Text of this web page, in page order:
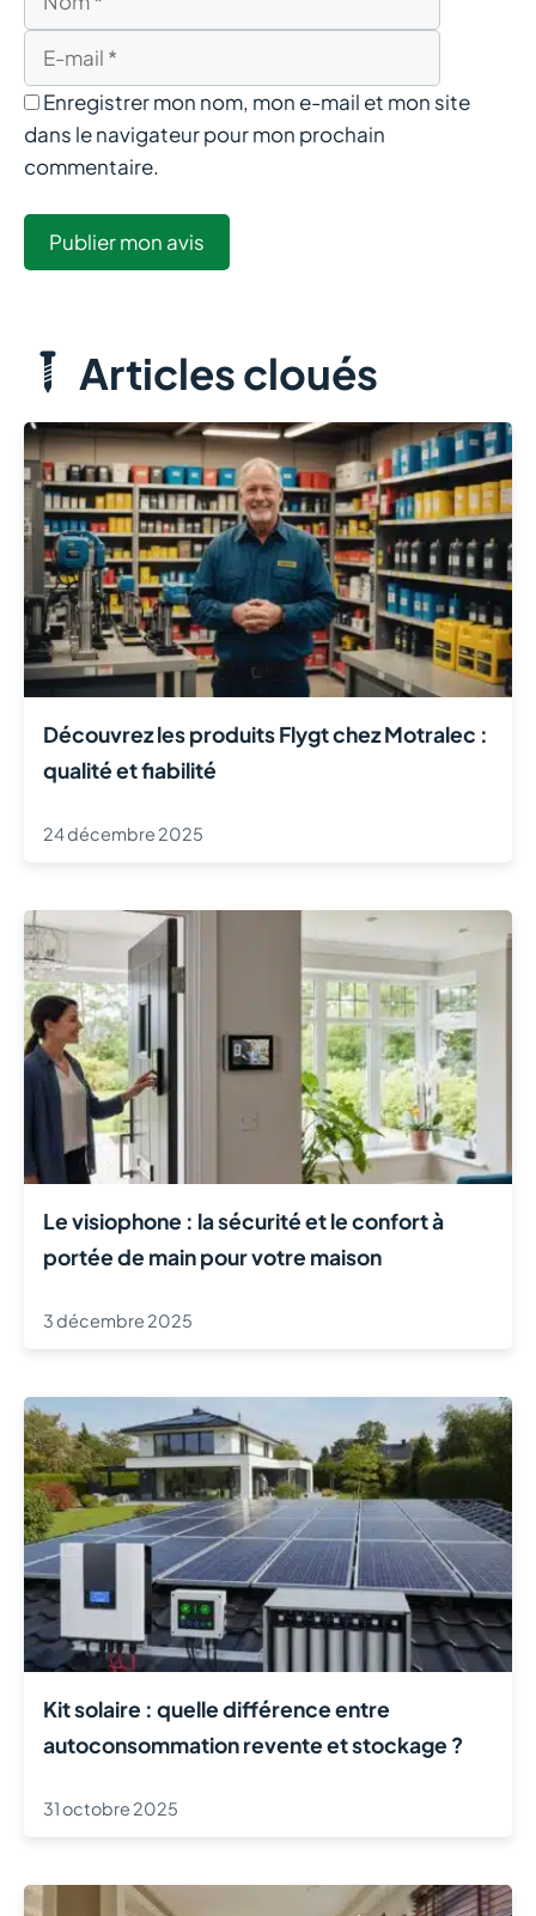
mail
Enregistrer mon nom, mon e-mail et mon site
dans le navigateur pour mon prochain
commentaire.
Articles cloués
Découvrez les produits Flygt chez Motralec :
qualité et fiabilité
24 décembre 2025
Le visiophone : la sécurité et le confort à
portée de main pour votre maison
3 décembre 2025
Kit solaire : quelle différence entre
autoconsommation revente et stockage ?
31 octobre 2025